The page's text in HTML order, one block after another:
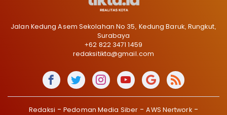
Jalan Kedung Asem Sekolahan No 35, Kedung Baruk, Rungkut,
Surabaya
+62 822 3471 1459
redaksitikta@gmail.com
Redaksi Pedoman Media Siber
AWS Nertwork